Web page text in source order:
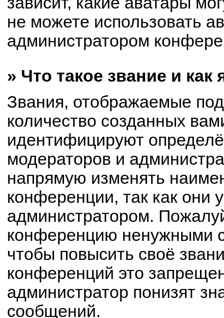
не можете использовать
администратором
» Что такое звание и как
Звания, отображаемые
количество созданных
идентифицируют
модераторов и
напрямую изменять
конференции, так как они
администратором.
конференцию ненужными
чтобы повысить своё
конференций это
администратор понизят
сообщений.